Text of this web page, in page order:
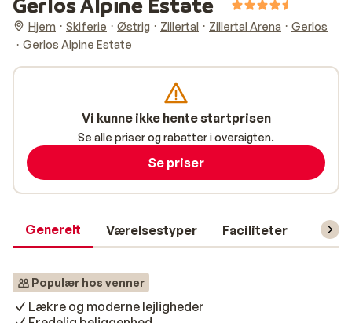
Hjem Skiferie Østrig Zillertal Zillertal Arena
Gerlos
Gerlos Alpine Estate
Generelt Værelsestyper Faciliteter
Populær hos venner
Lækre og moderne lejligheder
Vi kunne ikke hente startprisen
Se alle priser og rabatter i oversigten.
Se priser